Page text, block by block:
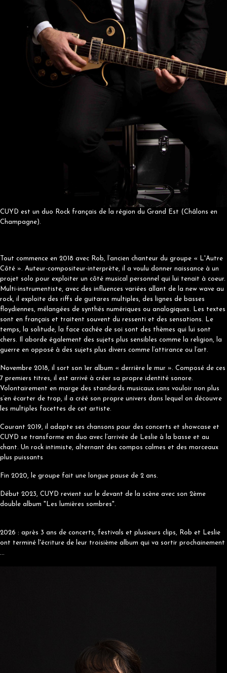
CUYD est un duo Rock français de la région du Grand Est (Châlons en
Champagne).
Tout commence en 2018 avec Rob, l’ancien chanteur du groupe « L'Autre
Côté ». Auteur-compositeur-interprète, il a voulu donner naissance à un
projet solo pour exploiter un côté musical personnel qui lui tenait à coeur.
Multi-instrumentiste, avec des influences variées allant de la new wave au
rock, il exploite des riffs de guitares multiples, des lignes de basses
floydiennes, mélangées de synthés numériques ou analogiques. Les textes
sont en français et traitent souvent du ressenti et des sensations. Le
temps, la solitude, la face cachée de soi sont des thèmes qui lui sont
chers. Il aborde également des sujets plus sensibles comme la religion, la
guerre en opposé à des sujets plus divers comme l’attirance ou l’art.
Novembre 2018, il sort son 1er album « derrière le mur ». Composé de ces
7 premiers titres, il est arrivé à créer sa propre identité sonore.
Volontairement en marge des standards musicaux sans vouloir non plus
s’en écarter de trop, il a créé son propre univers dans lequel on découvre
les multiples facettes de cet artiste.
Courant 2019, il adapte ses chansons pour des concerts et showcase et
CUYD se transforme en duo avec l’arrivée de Leslie à la basse et au
chant. Un rock intimiste, alternant des compos calmes et des morceaux
plus puissants
Fin 2020, le groupe fait une longue pause de 2 ans.
Début 2023, CUYD revient sur le devant de la scène avec son 2ème
double album "Les lumières sombres".
2026 : après 3 ans de concerts, festivals et plusieurs clips, Rob et Leslie
ont terminé l'écriture de leur troisième album qui va sortir prochainement
...